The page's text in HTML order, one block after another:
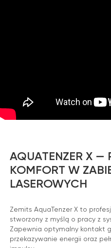
AQUATENZER X —
KOMFORT W
LASEROWYCH
Zemits AquaTenzer X to
stworzony z myślą o pracy z
Zapewnia optymalny kontakt
przekazywanie energii oraz